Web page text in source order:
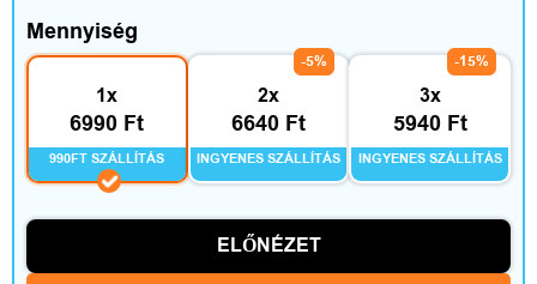
t
t
h
o
n
é
Mennyiség
1x
6990 Ft
990FT SZÁLLÍTÁS
2x
6640 Ft
-5%
INGYENES SZÁLLÍTÁS
3x
5940 Ft
-15%
INGYENES SZÁLLÍTÁS
ELŐNÉZET